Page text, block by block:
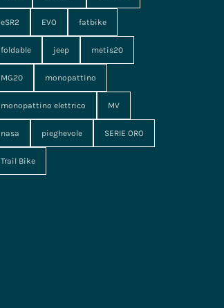
eSR2 EVO fatbike
foldable jeep metis20
MG20 monopattino
monopattino elettrico MV
nasa pieghevole SERIE ORO
Trail Bike